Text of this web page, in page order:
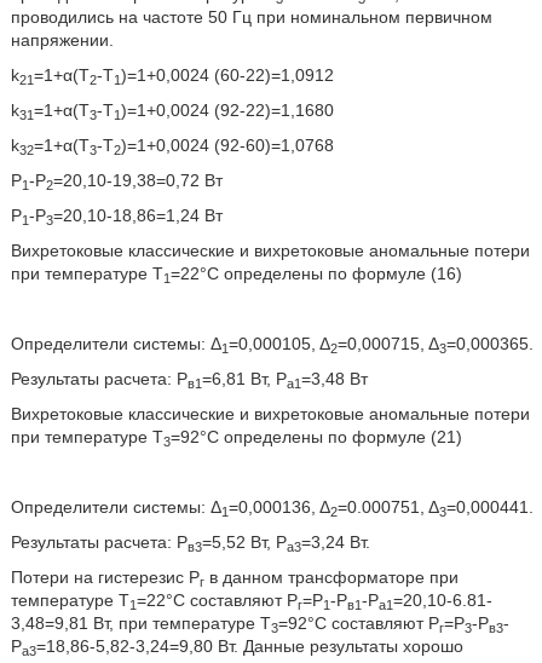
проводились на частоте 50 Гц при номинальном первичном
напряжении.
k21=1+α(Т2-Т1)=1+0,0024 (60-22)=1,0912
k31=1+α(Т3-Т1)=1+0,0024 (92-22)=1,1680
k32=1+α(Т3-Т2)=1+0,0024 (92-60)=1,0768
Р1-Р2=20,10-19,38=0,72 Вт
P1-Р3=20,10-18,86=1,24 Вт
Вихретоковые классические и вихретоковые аномальные потери
при температуре Т1=22°С определены по формуле (16)
Определители системы: Δ1=0,000105, Δ2=0,000715, Δ3=0,000365.
Результаты расчета: Рв1=6,81 Вт, Ра1=3,48 Вт
Вихретоковые классические и вихретоковые аномальные потери
при температуре Т3=92°С определены по формуле (21)
Определители системы: Δ1=0,000136, Δ2=0.000751, Δ3=0,000441.
Результаты расчета: Рв3=5,52 Вт, Ра3=3,24 Вт.
Потери на гистерезис Ргв данном трансформаторе при
температуре Т1=22°С составляют Рг=Р1-Рв1-Ра1=20,10-6.81-
3,48=9,81 Вт, при температуре Т3=92°С составляют Рг=Р3-Рв3-
Ра3=18,86-5,82-3,24=9,80 Вт. Данные результаты хорошо